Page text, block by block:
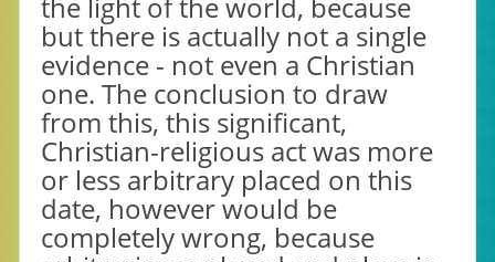
but there is actually not a single
evidence - not even a Christian
one. The conclusion to draw
from this, this significant,
Christian-religious act was more
or less arbitrary placed on this
date, however would be
completely wrong, because